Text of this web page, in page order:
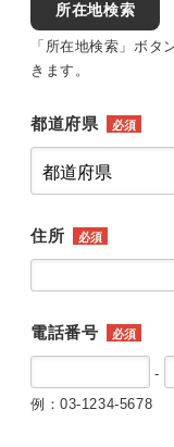
所在地検索
「所在地検索」ボタ
きます。
都道府県 必須
住所 必須
電話番号 必須
-
例：03-1234-5678